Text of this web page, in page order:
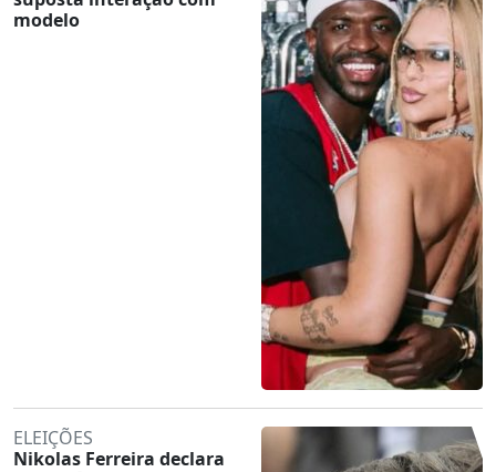
modelo
ELEIÇÕES
Nikolas Ferreira declara